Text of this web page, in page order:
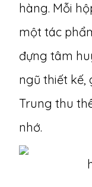
hàng. Mỗi
một tác
đựng tâm
ngũ thiết kế,
Trung thu
nhớ.